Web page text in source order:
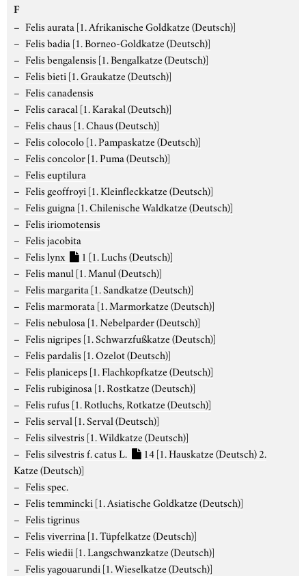
F
Felis aurata [1. Afrikanische Goldkatze (Deutsch)]
Felis badia [1. Borneo-Goldkatze (Deutsch)]
Felis bengalensis [1. Bengalkatze (Deutsch)]
Felis bieti [1. Graukatze (Deutsch)]
Felis canadensis
Felis caracal [1. Karakal (Deutsch)]
Felis chaus [1. Chaus (Deutsch)]
Felis colocolo[1. Pampaskatze (Deutsch)]
Felis concolor[1. Puma (Deutsch)]
Felis euptilura
Felis geoffroyi [1. Kleinfleckkatze (Deutsch)]
Felis guigna [1. Chilenische Waldkatze (Deutsch)]
Felis iriomotensis
Felis jacobita
Felis lynx
1 [1. Luchs (Deutsch)]
Felis manul [1. Manul (Deutsch)]
Felis margarita [1. Sandkatze (Deutsch)]
Felis marmorata [1. Marmorkatze (Deutsch)]
Felis nebulosa [1. Nebelparder (Deutsch)]
Felis nigripes [1. Schwarzfußkatze (Deutsch)]
Felis pardalis [1. Ozelot (Deutsch)]
Felis planiceps [1. Flachkopfkatze (Deutsch)]
Felis rubiginosa [1. Rostkatze (Deutsch)]
Felis rufus [1. Rotluchs, Rotkatze (Deutsch)]
Felis serval [1. Serval (Deutsch)]
Felis silvestris [1. Wildkatze (Deutsch)]
Felis silvestris f. catus L.
14[1. Hauskatze (Deutsch) 2.
Katze (Deutsch)]
Felis spec.
Felis temmincki [1. Asiatische Goldkatze (Deutsch)]
Felis tigrinus
Felis viverrina [1. Tüpfelkatze (Deutsch)]
Felis wiedii [1. Langschwanzkatze (Deutsch)]
Felis yagouarundi [1. Wieselkatze (Deutsch)]